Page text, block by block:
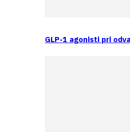
GLP-1 agonisti pri